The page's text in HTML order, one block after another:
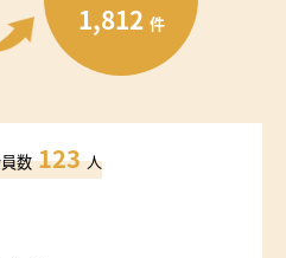
1,812 件
数 123 人